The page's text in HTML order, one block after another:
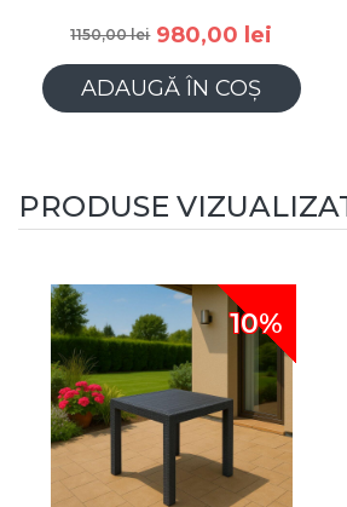
1150,00 lei 980,00 lei
ADAUGĂ ÎN COȘ
PRODUSE
10%